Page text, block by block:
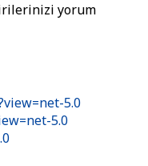
yorum
5.0
5.0